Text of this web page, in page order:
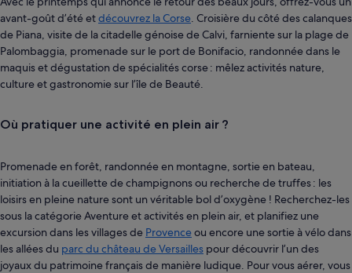
avant-goût d’été etdécouvrez la Corse . Croisière du côté des calanques
de Piana, visite de la citadelle génoise de Calvi, farniente sur la plage de
Palombaggia, promenade sur le port de Bonifacio, randonnée dans le
maquis et dégustation de spécialités corse : mêlez activités nature,
culture et gastronomie sur l’île de Beauté.
Où pratiquer une activité en plein air ?
Promenade en forêt, randonnée en montagne, sortie en bateau,
initiation à la cueillette de champignons ou recherche de truffes : les
loisirs en pleine nature sont un véritable bol d’oxygène ! Recherchez-les
sous la catégorie Aventure et activités en plein air, et planifiez une
excursion dans les villages de Provenceou encore une sortie à vélo dans
les allées du parc du château de Versailles pour découvrir l’un des
joyaux du patrimoine français de manière ludique. Pour vous aérer, vous